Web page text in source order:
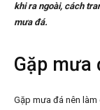
khi ra ngoài, cách
mưa đá.
Gặp mưa
Gặp mưa đá nên